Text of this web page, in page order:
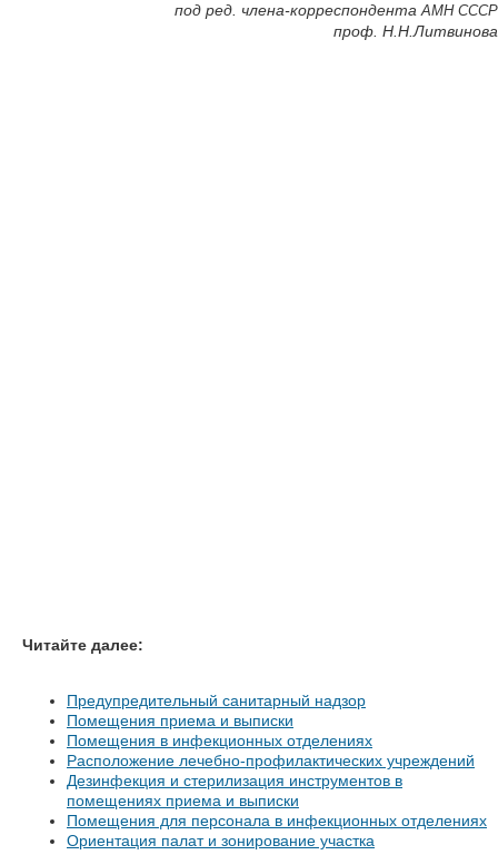
под ред. члена-корреспондента АМН СССР
проф. Н.Н.Литвинова
Читайте далее:
Предупредительный санитарный надзор
Помещения приема и выписки
Помещения в инфекционных отделениях
Расположение лечебно-профилактических учреждений
Дезинфекция и стерилизация инструментов в
помещениях приема и выписки
Помещения для персонала в инфекционных отделениях
Ориентация палат и зонирование участка